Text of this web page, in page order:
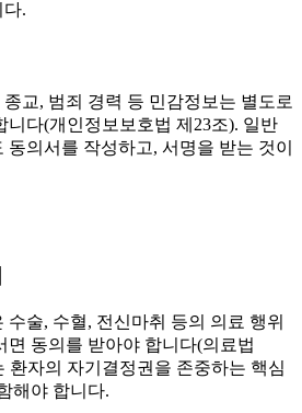
다.
교, 범죄 경력 등 민감정보는 별도로
니다(개인정보보호법 제23조). 일반
의서를 작성하고, 서명을 받는 것이
술, 수혈, 전신마취 등의 의료 행위
면 동의를 받아야 합니다(의료법
환자의 자기결정권을 존중하는 핵심
해야 합니다.